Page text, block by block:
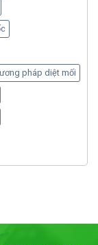
pháp diệt mối